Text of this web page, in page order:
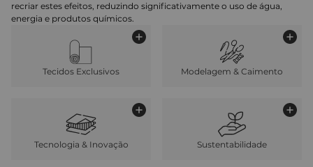
recriar estes efeitos, reduzindo significativamente o uso de água,
energia e produtos químicos.
Tecidos Exclusivos Modelagem & Caimento
Tecnologia & Inovação Sustentabilidade